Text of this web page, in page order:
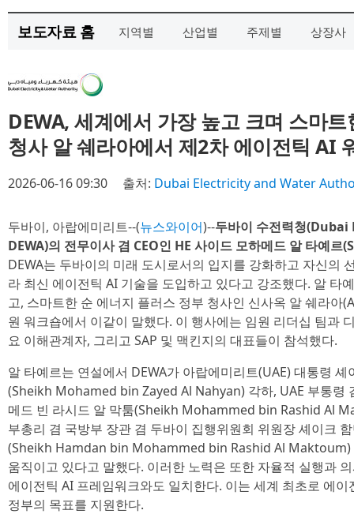
보도자료 홈 지역별 산업별 주제별 상장사
DEWA, 세계에서 가장 높고 크며 스마
청사 알 쉐라아에서 제2차 에이전틱 AI
2026-06-16 09:30 출처: Dubai Electricity and Water
두바이, 아랍에미리트--(뉴스와이어)--두바이 수전력청
DEWA)의 전무이사 겸 CEO인 HE 사이드 모하메드 알 타예
DEWA는 두바이의 미래 도시로서의 입지를 강화하고 자신의
라 최신 에이전틱 AI 기술을 도입하고 있다고 강조했다. 알 타
고, 스마트한 순 에너지 플러스 정부 청사인 신사옥 알 쉐라아
원 워크숍에서 이같이 말했다. 이 행사에는 임원 리더십 팀과
요 이해관계자, 그리고 SAP 및 맥킨지의 대표들이 참석했다.
알 타예르는 연설에서 DEWA가 아랍에미리트(UAE) 대통령
(Sheikh Mohamed bin Zayed Al Nahyan) 각하, UAE 부통령
메드 빈 라시드 알 막툼(Sheikh Mohammed bin Rashid Al
부총리 겸 국방부 장관 겸 두바이 집행위원회 위원장 셰이크
(Sheikh Hamdan bin Mohammed bin Rashid Al Maktoum)
움직이고 있다고 말했다. 이러한 노력은 또한 자율적 실행과
에이전틱 AI 프레임워크와도 일치한다. 이는 세계 최초로 에
정부의 목표를 지원한다.